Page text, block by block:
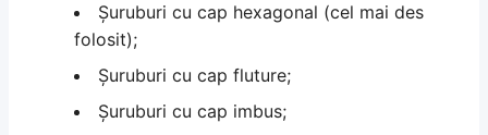
Șuruburi cu cap hexagonal (cel mai des
folosit);
Șuruburi cu cap fluture;
Șuruburi cu cap imbus;